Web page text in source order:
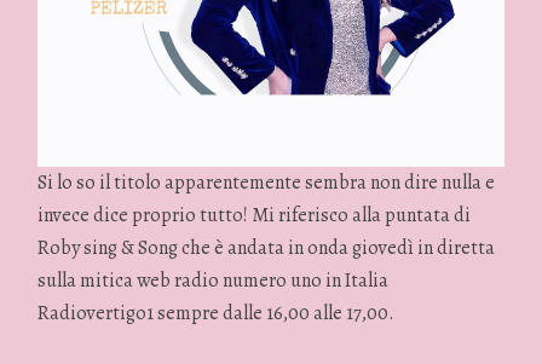
Si lo so il titolo apparentemente sembra non dire nulla e
invece dice proprio tutto! Mi riferisco alla puntata di
Roby sing & Song che è andata in onda giovedì in diretta
sulla mitica web radio numero uno in Italia
Radiovertigo1 sempre dalle 16,00 alle 17,00.